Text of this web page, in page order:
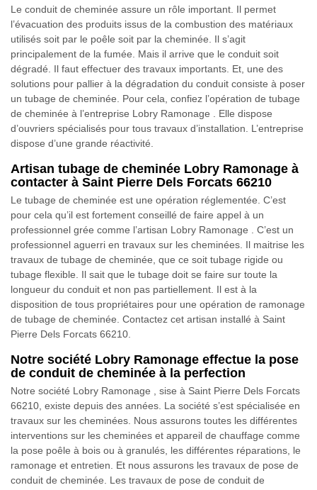
Le conduit de cheminée assure un rôle important. Il permet
l’évacuation des produits issus de la combustion des matériaux
utilisés soit par le poêle soit par la cheminée. Il s’agit
principalement de la fumée. Mais il arrive que le conduit soit
dégradé. Il faut effectuer des travaux importants. Et, une des
solutions pour pallier à la dégradation du conduit consiste à poser
un tubage de cheminée. Pour cela, confiez l’opération de tubage
de cheminée à l’entreprise Lobry Ramonage . Elle dispose
d’ouvriers spécialisés pour tous travaux d’installation. L’entreprise
dispose d’une grande réactivité.
Artisan tubage de cheminée Lobry Ramonage à
contacter à Saint Pierre Dels Forcats 66210
Le tubage de cheminée est une opération réglementée. C’est
pour cela qu’il est fortement conseillé de faire appel à un
professionnel grée comme l’artisan Lobry Ramonage . C’est un
professionnel aguerri en travaux sur les cheminées. Il maitrise les
travaux de tubage de cheminée, que ce soit tubage rigide ou
tubage flexible. Il sait que le tubage doit se faire sur toute la
longueur du conduit et non pas partiellement. Il est à la
disposition de tous propriétaires pour une opération de ramonage
de tubage de cheminée. Contactez cet artisan installé à Saint
Pierre Dels Forcats 66210.
Notre société Lobry Ramonage effectue la pose
de conduit de cheminée à la perfection
Notre société Lobry Ramonage , sise à Saint Pierre Dels Forcats
66210, existe depuis des années. La société s’est spécialisée en
travaux sur les cheminées. Nous assurons toutes les différentes
interventions sur les cheminées et appareil de chauffage comme
la pose poêle à bois ou à granulés, les différentes réparations, le
ramonage et entretien. Et nous assurons les travaux de pose de
conduit de cheminée. Les travaux de pose de conduit de